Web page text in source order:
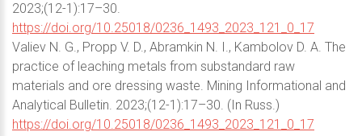
2023;(12-1):17–30.
https://doi.org/10.25018/0236_1493_2023_121_0_17
Valiev N. G., Propp V. D., Abramkin N. I., Kambolov D. A. The
practice of leaching metals from substandard raw
materials and ore dressing waste. Mining Informational and
Analytical Bulletin. 2023;(12-1):17–30. (In Russ.)
https://doi.org/10.25018/0236_1493_2023_121_0_17